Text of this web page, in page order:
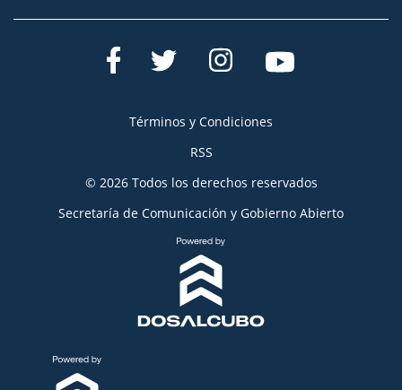
Términos y Condiciones
RSS
© 2026 Todos los derechos reservados
Secretaría de Comunicación y Gobierno Abierto